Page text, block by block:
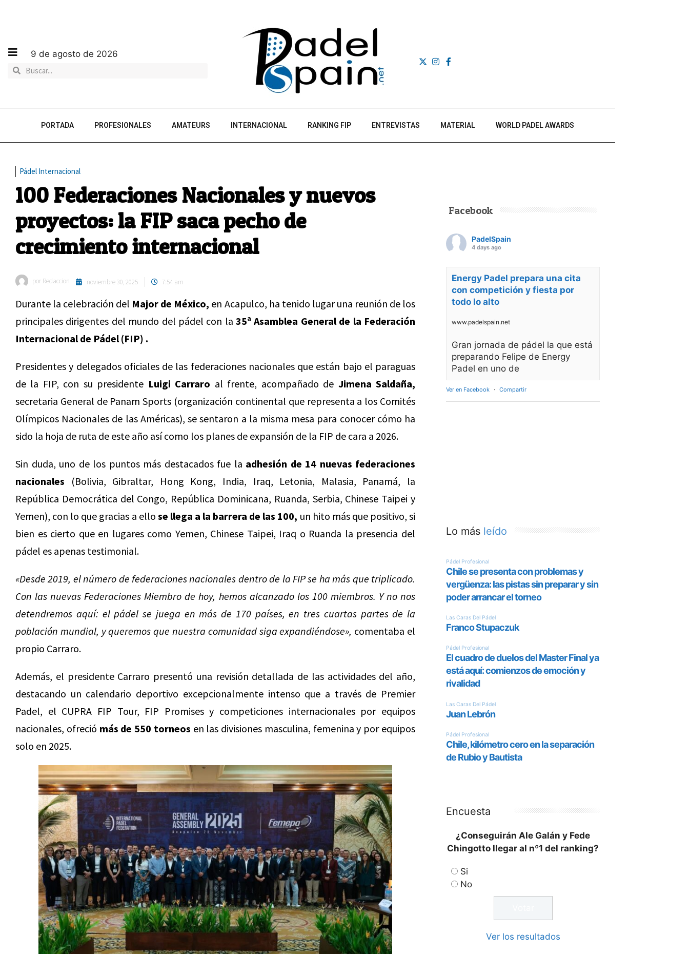
9 de agosto de 2026
PORTADA PROFESIONALES AMATEURS INTERNACIONAL RANKING FIP ENTREVISTAS MATERIAL WORLD PADEL AWARDS
Pádel Internacional
100 Federaciones Nacionales y nuevos
proyectos: la FIP saca pecho de
crecimiento internacional
por Redaccion noviembre 30, 2025 7:54 am
Durante la celebración del Major de México, en Acapulco, ha tenido lugar una reunión de los
principales dirigentes del mundo del pádel con la35ª Asamblea General de la Federación
Internacional de Pádel (FIP) .
Presidentes y delegados oficiales de las federaciones nacionales que están bajo el paraguas
de la FIP, con su presidente Luigi Carraro al frente, acompañado de Jimena Saldaña,
secretaria General de Panam Sports (organización continental que representa a los Comités
Olímpicos Nacionales de las Américas), se sentaron a la misma mesa para conocer cómo ha
sido la hoja de ruta de este año así como los planes de expansión de la FIP de cara a 2026.
Sin duda, uno de los puntos más destacados fue la adhesión de 14 nuevas federaciones
nacionales (Bolivia, Gibraltar, Hong Kong, India, Iraq, Letonia, Malasia, Panamá, la
República Democrática del Congo, República Dominicana, Ruanda, Serbia, Chinese Taipei y
Yemen), con lo que gracias a ello se llega a la barrera de las 100, un hito más que positivo, si
bien es cierto que en lugares como Yemen, Chinese Taipei, Iraq o Ruanda la presencia del
pádel es apenas testimonial.
«Desde 2019, el número de federaciones nacionales dentro de la FIP se ha más que triplicado.
Con las nuevas Federaciones Miembro de hoy, hemos alcanzado los 100 miembros. Y no nos
detendremos aquí: el pádel se juega en más de 170 países, en tres cuartas partes de la
población mundial, y queremos que nuestra comunidad siga expandiéndose», comentaba el
propio Carraro.
Además, el presidente Carraro presentó una revisión detallada de las actividades del año,
destacando un calendario deportivo excepcionalmente intenso que a través de Premier
Padel, el CUPRA FIP Tour, FIP Promises y competiciones internacionales por equipos
nacionales, ofreció más de 550 torneos en las divisiones masculina, femenina y por equipos
solo en 2025.
Facebook
PadelSpain
4 days ago
Energy Padel prepara una cita
con competición y fiesta por
todo lo alto
www.padelspain.net
Gran jornada de pádel la que está
preparando Felipe de Energy
Padel en uno de
Ver en Facebook · Compartir
Lo más leído
Encuesta
¿Conseguirán Ale Galán y Fede
Chingotto llegar al nº1 del ranking?
Si
No
Ver los resultados